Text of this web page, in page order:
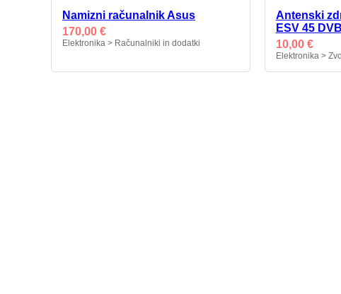
Namizni računalnik Asus
170,00 €
Elektronika > Računalniki in dodatki
Antenski
ESV 45
10,00 €
Elektronika >